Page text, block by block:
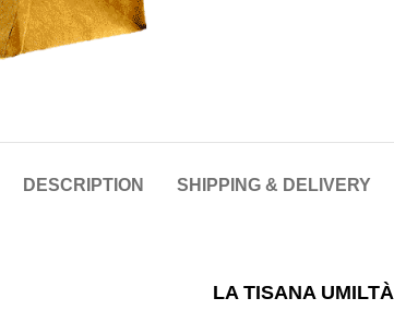
DESCRIPTION SHIPPING & DELIVERY
LA TISANA UMILTÀ